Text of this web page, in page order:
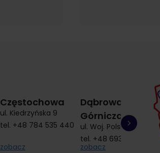
Częstochowa
ul. Kiedrzyńska 9
tel. +48 784 535 440
zobacz
Dąbrowa
Górnicza
ul. Woj. Polskiego 3
tel. +48 693 692 414
zobacz